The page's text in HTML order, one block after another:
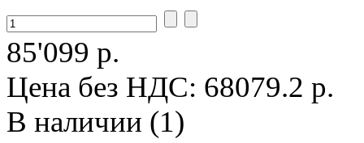
85'099 р.
Цена без НДС: 68079.2 р.
В наличии (1)